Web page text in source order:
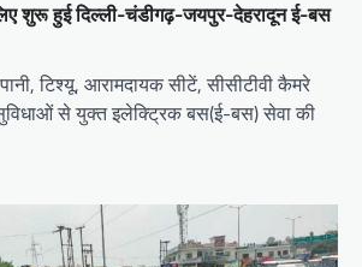
शुरू हुई दिल्ली-चंडीगढ़-जयपुर-देहरादून ई-बस
पानी, टिश्यू, आरामदायक सीटें, सीसीटीवी कैमरे
से युक्त इलेक्ट्रिक बस(ई-बस) सेवा की